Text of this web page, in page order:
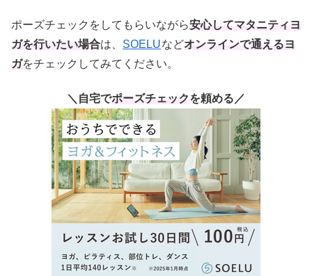
ポーズチェックをしてもらいながら安心してマタニティヨ
ガを行いたい場合は、 SOELUなどオンラインで通えるヨ
ガをチェックしてみてください。
＼自宅でポーズチェックを頼める／